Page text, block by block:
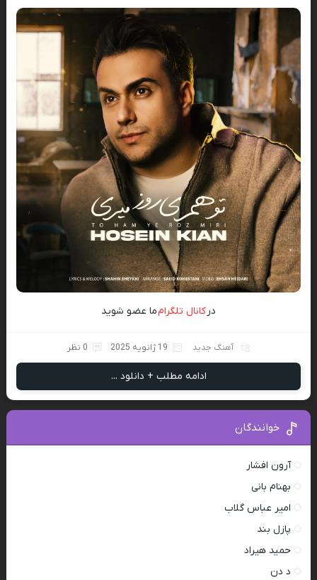
درکانال تلگرامما عضو شوید
آهنگ جدید 19 ژانویه 2025 0 نظر
ادامه مطلب + دانلود ...
خوانندگان
آرون افشار
بهنام بانی
امیر عباس گلاب
پازل بند
حمید هیراد
د دن